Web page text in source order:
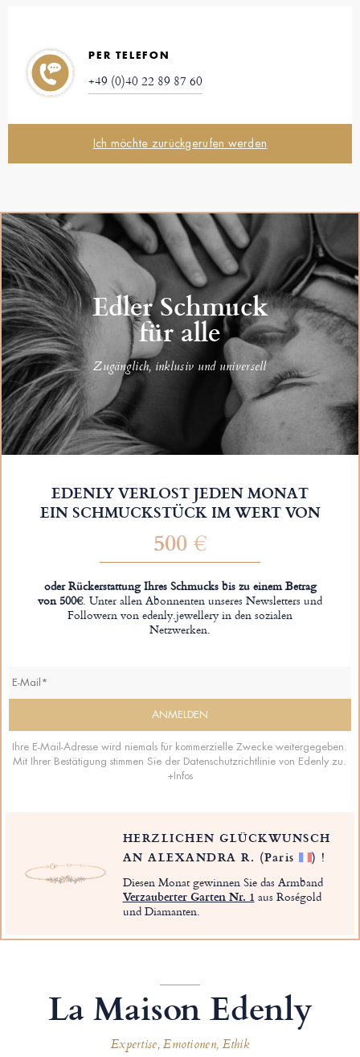
PER TELEFON
+49 (0)40 22 89 87 60
Ich möchte zurückgerufen werden
Edler Schmuck
für alle
Zugänglich, inklusiv und universell
EDENLY VERLOST JEDEN MONAT
EIN SCHMUCKSTÜCK IM WERT VON
500 €
oder Rückerstattung Ihres Schmucks bis zu einem Betrag
von 500€. Unter allen Abonnenten unseres Newsletters und
Followern von edenly.jewellery in den sozialen
Netzwerken.
Ihre E-Mail-Adresse wird niemals für kommerzielle Zwecke weitergegeben.
Mit Ihrer Bestätigung stimmen Sie der Datenschutzrichtlinie von Edenly zu.
+Infos
HERZLICHEN GLÜCKWUNSCH
AN ALEXANDRA R. (Paris ) !
Diesen Monat gewinnen Sie das Armband
Verzauberter Garten Nr. 1 aus Roségold
und Diamanten.
La Maison Edenly
Expertise, Emotionen, Ethik